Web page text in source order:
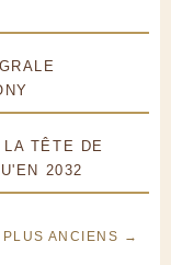
TÊTE DE
2032
PLUS ANCIENS →